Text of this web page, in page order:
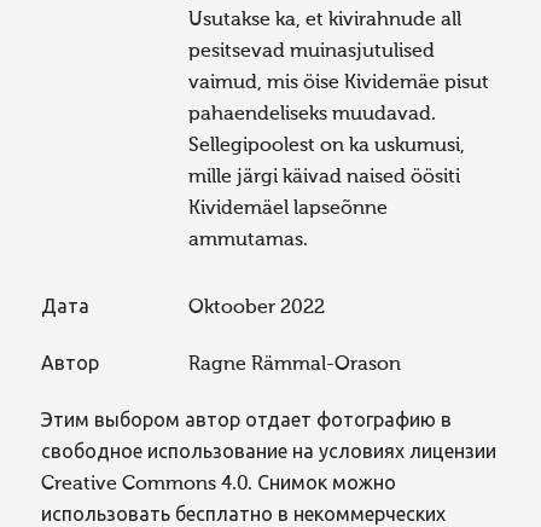
Usutakse ka, et kivirahnude all
pesitsevad muinasjutulised
vaimud, mis öise Kividemäe pisut
pahaendeliseks muudavad.
Sellegipoolest on ka uskumusi,
mille järgi käivad naised öösiti
Kividemäel lapseõnne
ammutamas.
Дата Oktoober 2022
Автор Ragne Rämmal-Orason
Этим выбором автор отдает фотографию в
свободное использование на условиях лицензии
Creative Commons 4.0. Снимок можно
использовать бесплатно в некоммерческих